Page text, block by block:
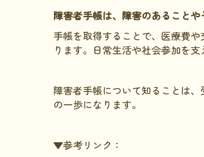
障害者手帳は、障害のあること
手帳を取得することで、医療費
ります。日常生活や社会参加を
障害者手帳について知ることは
の一歩になります。
▼参考リンク：